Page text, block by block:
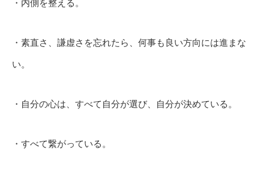
・内側を整える。
・素直さ、謙虚さを忘れたら、何事も良い方向には進まな
い。
・自分の心は、すべて自分が選び、自分が決めている。
・すべて繋がっている。